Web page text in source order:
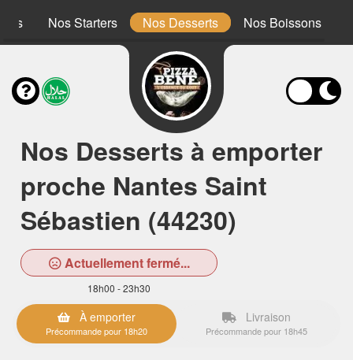
Nos Starters Nos Desserts Nos Boissons
Nos Desserts à emporter
proche Nantes Saint
Sébastien (44230)
Actuellement fermé...
18h00 - 23h30
À emporter
Précommande pour 18h20
Livraison
Précommande pour 18h45